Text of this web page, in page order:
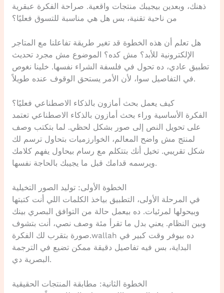
ذهنك، وبعدين بيجيبك منتجات واقعية. صراحة الفكرة عبقرية
من ناحية تقنية، بس هل هي مناسبة للتسوق فعليًا؟
هل تعلم أن هذه الخطوة قد تغير طريقة تفاعلنا مع المتاجر
الإلكترونية للأبد؟ مش كده؟ الموضوع مش مجرد تحديث
تطبيق عادي، ده تحول في فلسفة الشراء نفسها. خلينا نغوص
في التفاصيل سوا، لأن الأمر يستحق الوقوف عنده طويلاً.
كيف يعمل بحث أمازون بالذكاء الاصطناعي فعليًا؟
الفكرة الأساسية وراء بحث أمازون بالذكاء الاصطناعي تعتمد
على تحويل النص إلى صور بشكل لحظي. لما بتكتب وصف
لمنتج مش واضح المعالم، الخوارزميات بتحاول ترسم لك
شكل تقريبي. تخيل أنك بتتكلم مع رسام بيحاول يفهم كلامك
ويرسمه قدامك قبل ما يجيبك بالحاجة نفسها.
الخطوة الأولى: توليد الصور التخيلية
في المرحلة الأولى، التطبيق بياخذ الكلمات اللي أنت كتبتها
وبيحولها لمرئيات. ده بيعمل حالة من التوافق البصري بينك
وبين النظام. يعني بدل ما تقرأ مئة وصف نصي، أنت بتشوف
صورة بتقرب لك الفكرة.wallah ده بيوفر وقت كبير في
البداية، بس فيه تفاصيل دقيقة ممكن تضيع في الترجمة
البصرية دي.
الخطوة الثانية: مطابقة المنتجات الحقيقية